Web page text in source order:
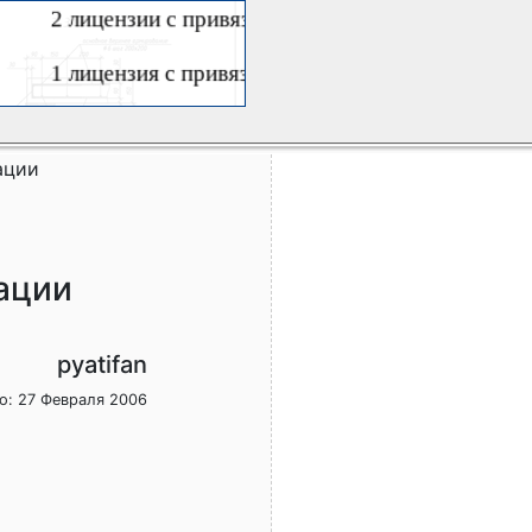
pyatifan
27 Февраля 2006